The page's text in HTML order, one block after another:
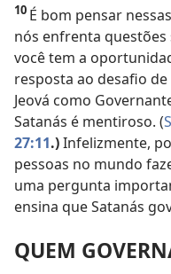
10 É bom pensar
nós enfrenta
você tem a
resposta ao desafio
Jeová como
Satanás é mentiroso. (
27:11.)Infelizmente,
pessoas no mundo
uma pergunta
ensina que Satanás
QUEM